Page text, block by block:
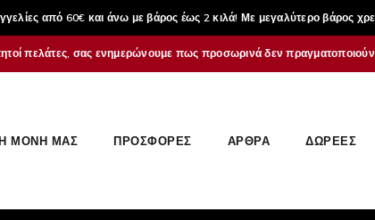
από 60€ και άνω με βάρος έως 2 κιλά! Με μεγαλύτερο βάρος
πελάτες, σας ενημερώνουμε πως προσωρινά δεν
ΜΟΝΗ ΜΑΣ ΠΡΟΣΦΟΡΕΣ ΆΡΘΡΑ ΔΩΡΕΈΣ